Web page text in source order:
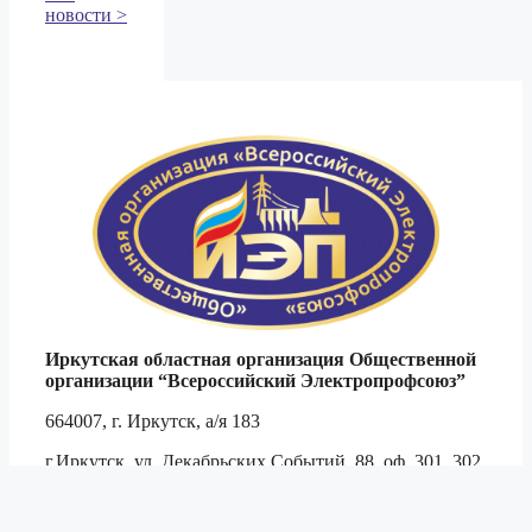
новости >
Иркутская областная организация Общественной
организации “Всероссийский Электропрофсоюз”
664007, г. Иркутск, а/я 183
г.Иркутск, ул. Декабрьских Событий, 88, оф. 301, 302